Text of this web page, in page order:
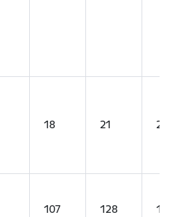
18 21 21
107
128